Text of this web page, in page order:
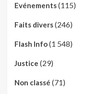
Evénements(115)
Faits divers(246)
Flash Info(1 548)
Justice (29)
Non classé (71)